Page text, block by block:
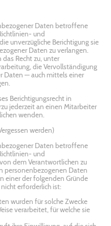
Daten betroffene
und
unverzügliche Berichtigung sie
Daten zu verlangen.
Recht zu, unter
die Vervollständigung
Daten — auch mittels einer
Berichtigungsrecht in
jederzeit an einen Mitarbeiter
wenden.
werden)
Daten betroffene
und
dem Verantwortlichen zu
personenbezogenen Daten
einer der folgenden Gründe
erforderlich ist:
wurden für solche Zwecke
verarbeitet, für welche sie